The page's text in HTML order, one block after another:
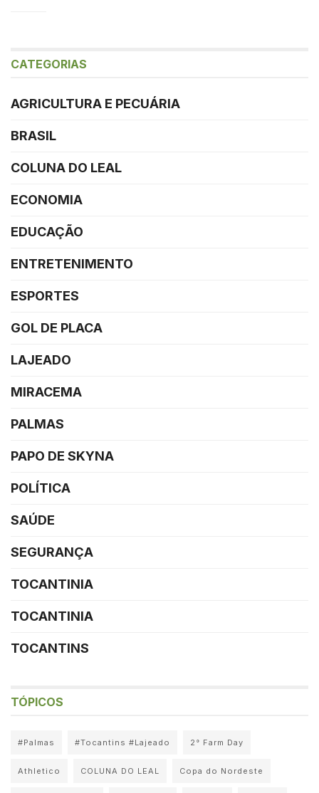
CATEGORIAS
AGRICULTURA E PECUÁRIA
BRASIL
COLUNA DO LEAL
ECONOMIA
EDUCAÇÃO
ENTRETENIMENTO
ESPORTES
GOL DE PLACA
LAJEADO
MIRACEMA
PALMAS
PAPO DE SKYNA
POLÍTICA
SAÚDE
SEGURANÇA
TOCANTINIA
TOCANTINIA
TOCANTINS
TÓPICOS
#Palmas #Tocantins #Lajeado 2° Farm Day
Athletico COLUNA DO LEAL Copa do Nordeste